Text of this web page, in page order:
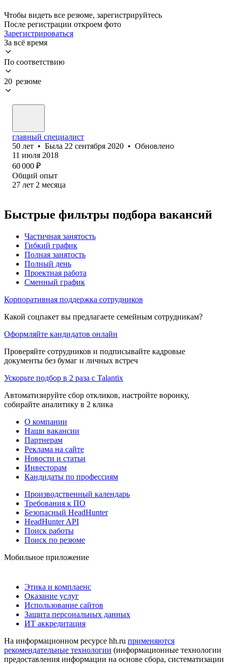
Чтобы видеть все резюме, зарегистрируйтесь
После регистрации откроем фото
Зарегистрироваться
За всё время
По соответствию
20 резюме
главный специалист
50 лет • Была 22 сентября 2020 • Обновлено
11 июля 2018
60 000 ₽
Общий опыт
27 лет 2 месяца
Быстрые фильтры подбора вакансий
Частичная занятость
Гибкий график
Полная занятость
Полный день
Проектная работа
Сменный график
Корпоративная поддержка сотрудников
Какой соцпакет вы предлагаете семейным сотрудникам?
Оформляйте кандидатов онлайн
Проверяйте сотрудников и подписывайте кадровые
документы без бумаг и личных встреч
Ускорьте подбор в 2 раза с Talantix
Автоматизируйте сбор откликов, настройте воронку,
собирайте аналитику в 2 клика
О компании
Наши вакансии
Партнерам
Реклама на сайте
Новости и статьи
Инвесторам
Кандидаты по профессиям
Производственный календарь
Требования к ПО
Безопасный HeadHunter
HeadHunter API
Поиск работы
Поиск по резюме
Мобильное приложение
Этика и комплаенс
Оказание услуг
Использование сайтов
Защита персональных данных
ИТ аккредитация
На информационном ресурсе hh.ru применяются
рекомендательные технологии (информационные технологии
предоставления информации на основе сбора, систематизации